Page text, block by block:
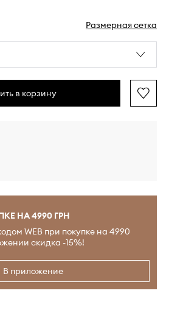
Размерная сетка
в корзину
НА 4990 ГРН
WEB при покупке на 4990
скидка -15%!
В приложение